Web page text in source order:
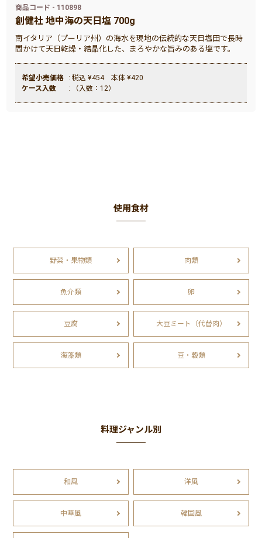
商品コード - 110898
創健社 地中海の天日塩 700g
南イタリア（プーリア州）の海水を現地の伝統的な天日塩田で長時
間かけて天日乾燥・結晶化した、まろやかな旨みのある塩です。
希望小売価格
: 税込 ¥454 本体 ¥420
ケース入数
: （入数：12）
使用食材
野菜・果物類 肉類
魚介類 卵
豆腐 大豆ミート（代替肉）
海藻類 豆・穀類
料理ジャンル別
和風 洋風
中華風 韓国風